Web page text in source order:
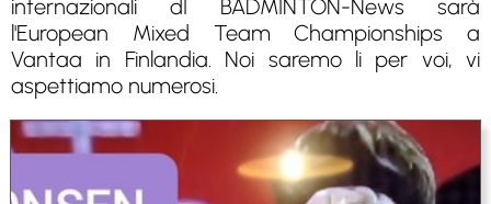
internazionali dI BADMINTON-News sarà
l'European Mixed Team Championships a
Vantaa in Finlandia. Noi saremo li per voi, vi
aspettiamo numerosi.